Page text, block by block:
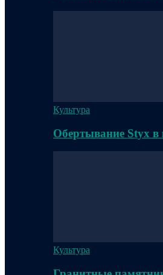
Культура
Обертывание Styx в
Культура